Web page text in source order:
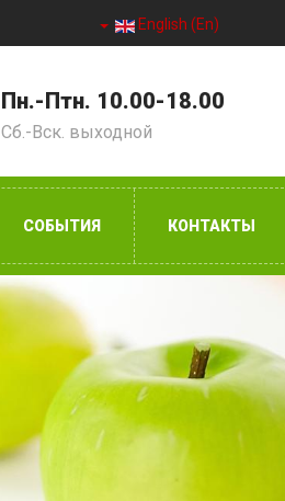
English (En)
Пн.-Птн. 10.00-18.00
Сб.-Вск. выходной
СОБЫТИЯ КОНТАКТЫ